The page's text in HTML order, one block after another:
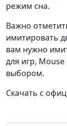
режим сна.
Важно
имитировать
вам нужно
для игр,
выбором.
Скачать с